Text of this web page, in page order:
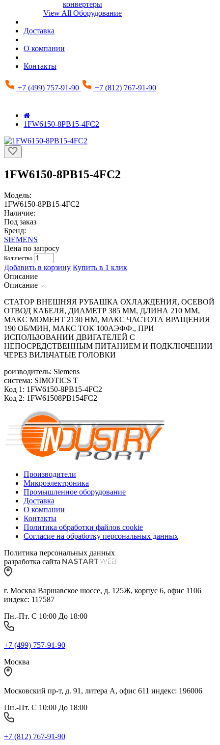
конвертеры
View All Оборудование
Доставка
О компании
Контакты
+7 (499) 757-91-90 +7 (812) 767-91-90
1FW6150-8PB15-4FC2
1FW6150-8PB15-4FC2
Модель:
1FW6150-8PB15-4FC2
Наличие:
Под заказ
Бренд:
SIEMENS
Цена по запросу
Количество
Добавить в корзину Купить в 1 клик
Описание
Описание
СТАТОР ВНЕШНЯЯ РУБАШКА ОХЛАЖДЕНИЯ, ОСЕВОЙ
ОТВОД КАБЕЛЯ, ДИАМЕТР 385 ММ, ДЛИНА 210 ММ,
МАКС МОМЕНТ 2130 HM, МАКС ЧАСТОТА ВРАЩЕНИЯ
190 ОБ/МИН, МАКС ТОК 100АЭФФ., ПРИ
ИСПОЛЬЗОВАНИИ ДВИГАТЕЛЕЙ С
НЕПОСРЕДСТВЕННЫМ ПИТАНИЕМ И ПОДКЛЮЧЕНИИ
ЧЕРЕЗ ВИЛЬЧАТЫЕ ГОЛОВКИ
роизводитель: Siemens
система: SIMOTICS T
Код 1: 1FW6150-8PB15-4FC2
Код 2: 1FW61508PB154FC2
Производители
Микроэлектроника
Промышленное оборудование
Доставка
О компании
Контакты
Политика обработки файлов cookie
Согласие на обработку персональных данных
Политика персональных данных
разработка сайта
г. Москва Варшавское шоссе, д. 125Ж, корпус 6, офис 1106
индекс: 117587
Пн.-Пт. С 10:00 До 18:00
+7 (499) 757-91-90
Москва
Московский пр-т, д. 91, литера А, офис 611 индекс: 196006
Пн.-Пт. С 10:00 До 18:00
+7 (812) 767-91-90